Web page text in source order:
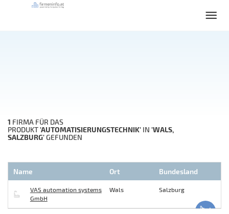
1 FIRMA FÜR DAS
PRODUKT'AUTOMATISIERUNGSTECHNIK' IN 'WALS,
SALZBURG'GEFUNDEN
Name Ort Bundesland
VAS automation systems
GmbH
Wals Salzburg